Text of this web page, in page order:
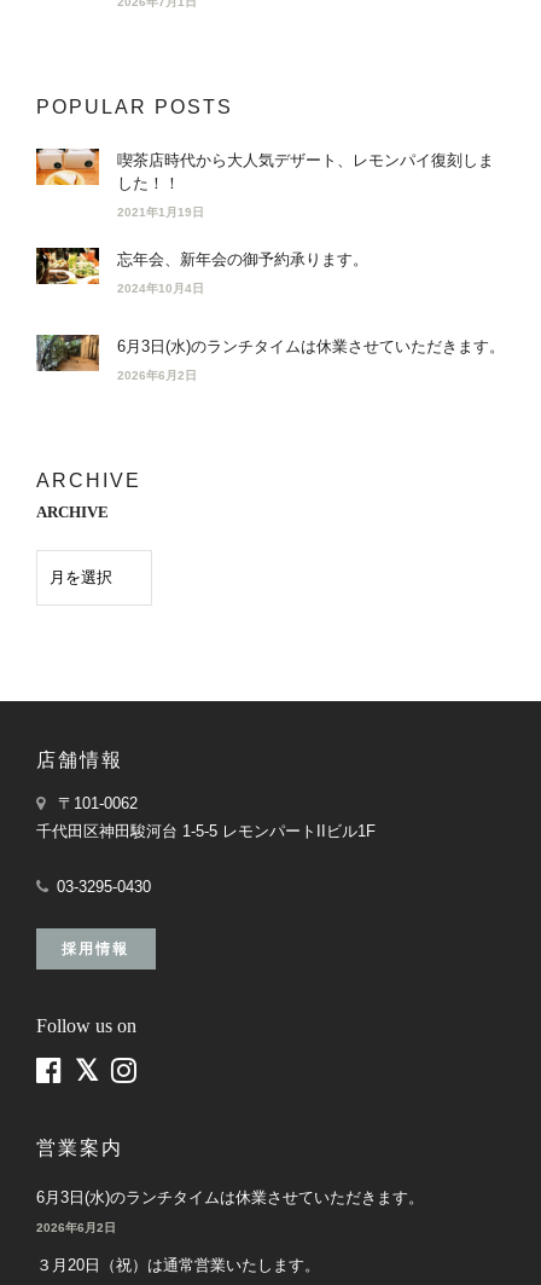
POPULAR POSTS
喫茶店時代から大人気デザート、レモンパイ復刻しま
した！！
2021年1月19日
忘年会、新年会の御予約承ります。
2024年10月4日
6月3日(水)のランチタイムは休業させていただきます。
2026年6月2日
ARCHIVE
ARCHIVE
店舗情報
〒101-0062
千代田区神田駿河台 1-5-5 レモンパートIIビル1F
03-3295-0430
採用情報
Follow us on
営業案内
6月3日(水)のランチタイムは休業させていただきます。
2026年6月2日
３月20日（祝）は通常営業いたします。